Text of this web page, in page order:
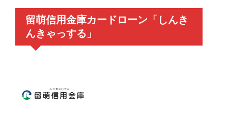
留萌信用金庫カードローン「しんき
んきゃっする」